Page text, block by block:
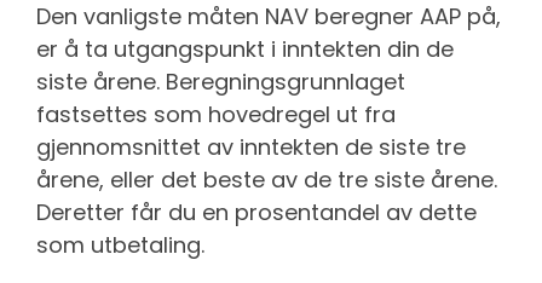
Den vanligste måten NAV beregner AAP på,
er å ta utgangspunkt i inntekten din de
siste årene. Beregningsgrunnlaget
fastsettes som hovedregel ut fra
gjennomsnittet av inntekten de siste tre
årene, eller det beste av de tre siste årene.
Deretter får du en prosentandel av dette
som utbetaling.